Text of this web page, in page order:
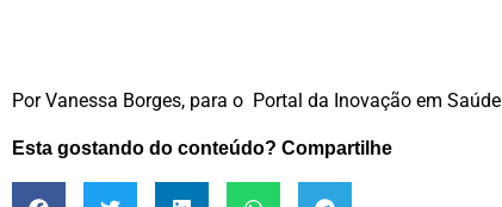
Por Vanessa Borges, para o Portal da Inovação em Saúde
Esta gostando do conteúdo? Compartilhe